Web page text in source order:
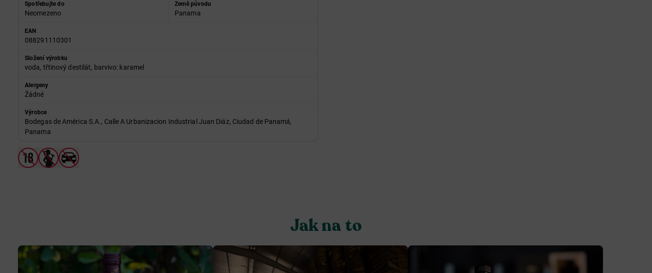
Spotřebujte do
Neomezeno
Země původu
Panama
EAN
088291110301
Složení výrobku
voda, třtinový destilát, barvivo: karamel
Alergeny
Žádné
Výrobce
Bodegas de América S.A., Calle A Urbanizacion Industrial Juan Diáz, Ciudad de Panamá,
Panama
Jak na to